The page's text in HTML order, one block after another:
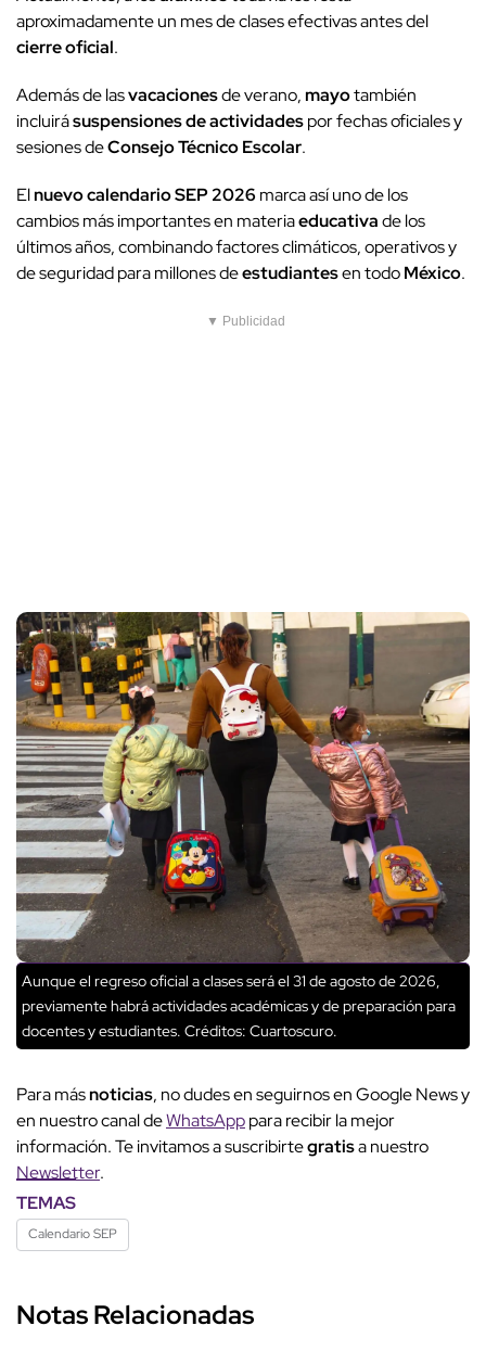
aproximadamente un mes de clases efectivas antes del
cierre oficial.
Además de lasvacacionesde verano,mayotambién
incluirásuspensiones de actividadespor fechas oficiales y
sesiones deConsejo Técnico Escolar.
Elnuevo calendario SEP 2026marca así uno de los
cambios más importantes en materiaeducativade los
últimos años, combinando factores climáticos, operativos y
de seguridad para millones deestudiantesen todoMéxico.
▼ Publicidad
Aunque el regreso oficial a clases será el 31 de agosto de 2026,
previamente habrá actividades académicas y de preparación para
docentes y estudiantes. Créditos: Cuartoscuro.
Para másnoticias, no dudes en seguirnos en Google News y
en nuestro canal deWhatsApppara recibir la mejor
información. Te invitamos a suscribirtegratisa nuestro
Newsletter.
TEMAS
Calendario SEP
Notas Relacionadas